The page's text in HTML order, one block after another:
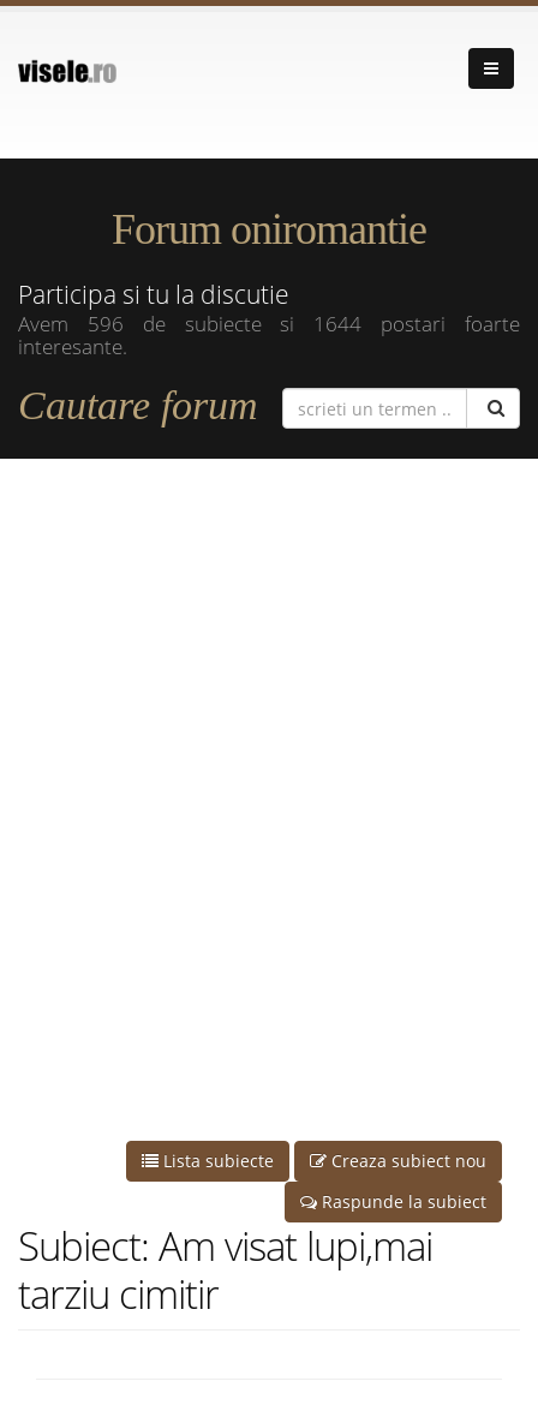
Forum oniromantie
Participa si tu la discutie
Avem 596 de subiecte si 1644 postari foarte
interesante.
Cautare forum
Lista subiecte
Creaza subiect nou
Raspunde la subiect
Subiect: Am visat lupi,mai
tarziu cimitir